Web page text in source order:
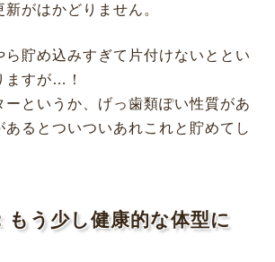
がはかどりません。
ら貯め込みすぎて片付けないととい
ますが…！
ーというか、げっ歯類ぽい性質があ
あるとついついあれこれと貯めてし
もう少し健康的な体型に